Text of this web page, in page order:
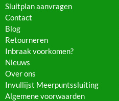
Sluitplan aanvragen
Contact
Blog
Retourneren
Inbraak voorkomen?
Nieuws
Over ons
Invullijst Meerpuntssluiting
Algemene voorwaarden